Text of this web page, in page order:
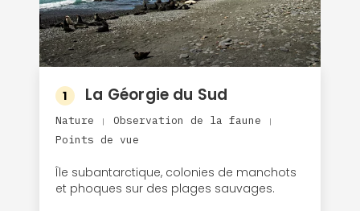
1 La Géorgie du Sud
Nature | Observation de la faune |
Points de vue
Île subantarctique, colonies de manchots
et phoques sur des plages sauvages.